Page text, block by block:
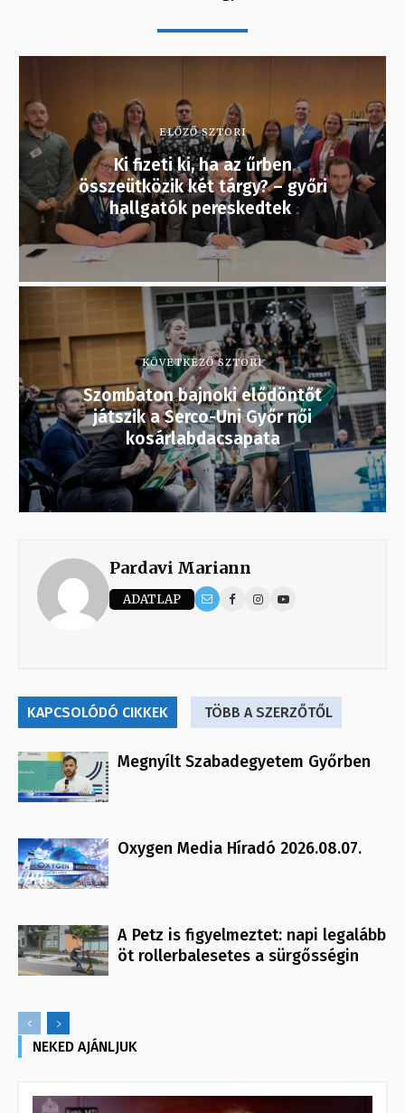
ELŐZŐ SZTORI
Ki fizeti ki, ha az űrben
összeütközik két tárgy? – győri
hallgatók pereskedtek
KÖVETKEZŐ SZTORI
Szombaton bajnoki elődöntőt
játszik a Serco-Uni Győr női
kosárlabdacsapata
Pardavi Mariann
ADATLAP
KAPCSOLÓDÓ CIKKEK TÖBB A SZERZŐTŐL
Megnyílt Szabadegyetem Győrben
Oxygen Media Híradó 2026.08.07.
A Petz is figyelmeztet: napi legalább
öt rollerbalesetes a sürgősségin
NEKED AJÁNLJUK